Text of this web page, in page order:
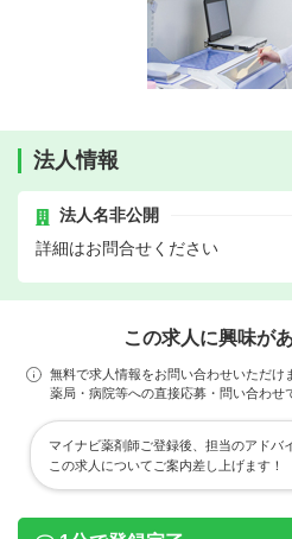
法人情報
法人名非公開
詳細はお問合せください
この求人に興味が
無料で求人情報をお問い合わせいただけ
薬局・病院等への直接応募・問い合わせ
マイナビ薬剤師ご登録後、担当のアドバ
この求人についてご案内差し上げます！